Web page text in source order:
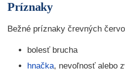
Príznaky
Bežné príznaky črevných
bolesť brucha
hnačka, nevoľnosť alebo